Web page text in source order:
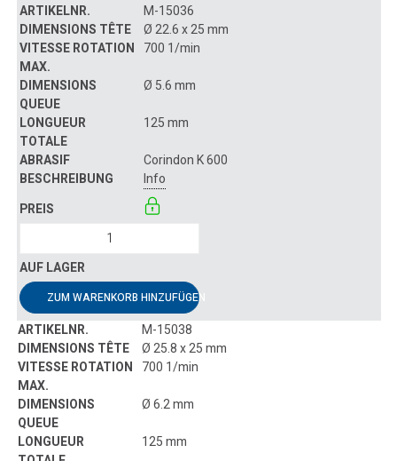
M-15036
Ø 22.6 x 25 mm
700 1/min
Ø 5.6 mm
125 mm
Corindon K 600
Info
ZUM WARENKORB HINZUFÜGEN
M-15038
Ø 25.8 x 25 mm
700 1/min
Ø 6.2 mm
125 mm